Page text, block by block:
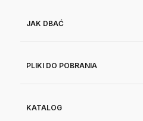
JAK DBAĆ
PLIKI DO POBRANIA
KATALOG